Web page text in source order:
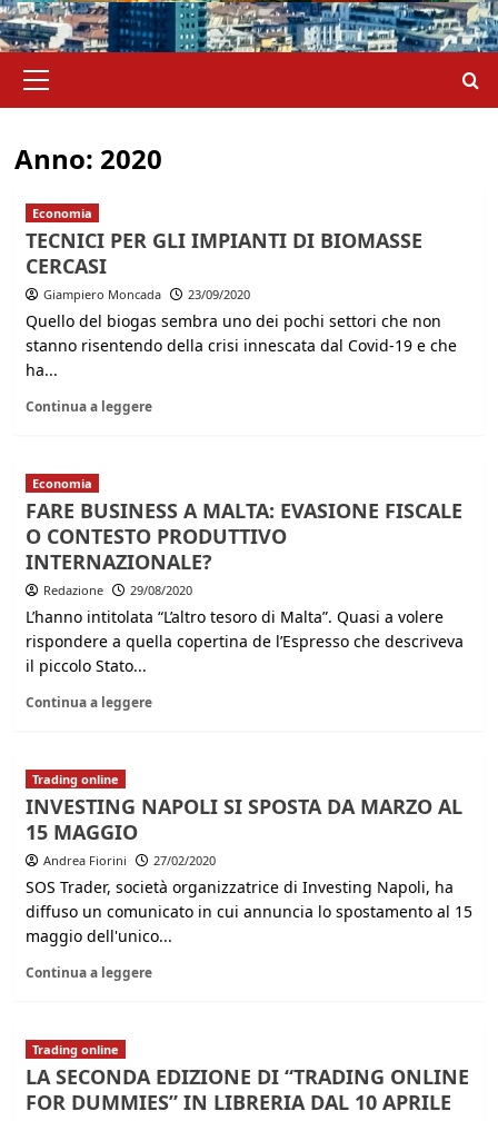
principale
Anno: 2020
Economia
TECNICI PER GLI IMPIANTI DI BIOMASSE
CERCASI
Giampiero Moncada 23/09/2020
Quello del biogas sembra uno dei pochi settori che non
stanno risentendo della crisi innescata dal Covid-19 e che
ha...
Continua a leggere
Economia
FARE BUSINESS A MALTA: EVASIONE FISCALE
O CONTESTO PRODUTTIVO
INTERNAZIONALE?
Redazione 29/08/2020
L’hanno intitolata “L’altro tesoro di Malta”. Quasi a volere
rispondere a quella copertina de l’Espresso che descriveva
il piccolo Stato...
Continua a leggere
Trading online
INVESTING NAPOLI SI SPOSTA DA MARZO AL
15 MAGGIO
Andrea Fiorini 27/02/2020
SOS Trader, società organizzatrice di Investing Napoli, ha
diffuso un comunicato in cui annuncia lo spostamento al 15
maggio dell'unico...
Continua a leggere
Trading online
LA SECONDA EDIZIONE DI “TRADING ONLINE
FOR DUMMIES” IN LIBRERIA DAL 10 APRILE